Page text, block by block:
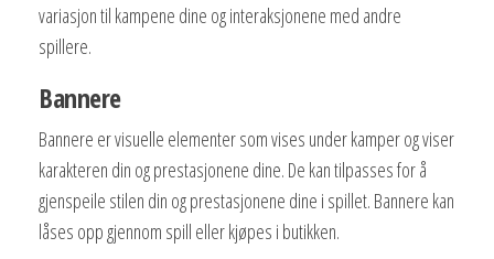
variasjon til kampene dine og interaksjonene med andre
spillere.
Bannere
Bannere er visuelle elementer som vises under kamper og viser
karakteren din og prestasjonene dine. De kan tilpasses for å
gjenspeile stilen din og prestasjonene dine i spillet. Bannere kan
låses opp gjennom spill eller kjøpes i butikken.